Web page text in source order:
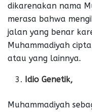
dikarenakan nama
merasa bahwa
jalan yang benar
Muhammadiyah
atau yang lainnya.
Idio Genetik,
Muhammadiyah